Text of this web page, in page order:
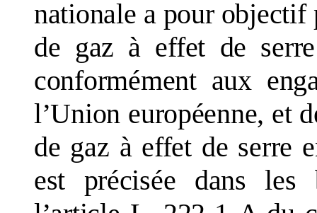
nationale a pour
de gaz à effet de
conformément aux
l’Union européenne, et
de gaz à effet de serre
est précisée dans les